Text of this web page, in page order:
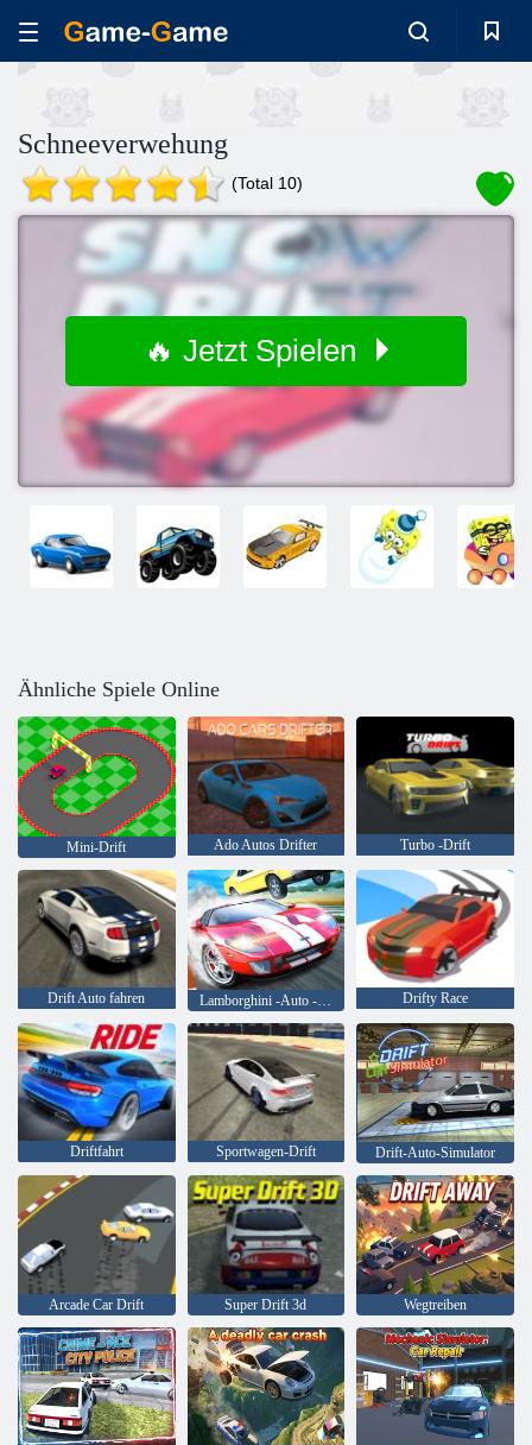
Schneeverwehung
(Total 10)
🔥 Jetzt Spielen
Ähnliche Spiele Online
Mini-Drift Ado Autos Drifter Turbo -Drift
Drift Auto fahren Lamborghini -Auto -Drift Drifty Race
Driftfahrt Sportwagen-Drift Drift-Auto-Simulator
Arcade Car Drift Super Drift 3d Wegtreiben